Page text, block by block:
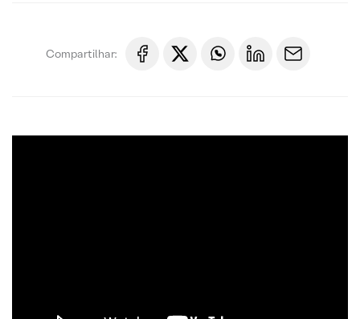
Compartilhar: